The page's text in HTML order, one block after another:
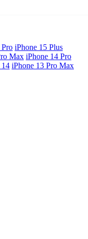
iPhone 15 Plus
Max iPhone 14 Pro
14 iPhone 13 Pro Max